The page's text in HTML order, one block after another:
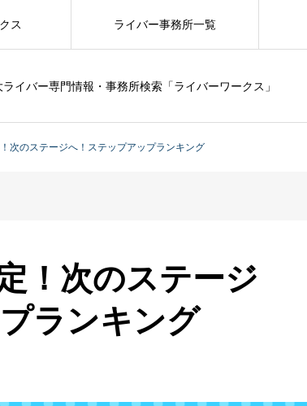
ライバー専門情報・事務所検索「ライバーワークス」
ス ライバー事務所一覧
次のステージへ！ステップアップランキング
！次のステージ
ランキング